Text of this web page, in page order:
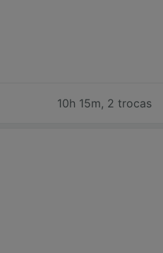
10h 15m, 2 trocas